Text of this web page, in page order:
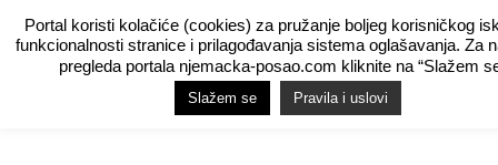
Portal koristi kolačiće (cookies) za pružanje boljeg korisničkog
funkcionalnosti stranice i prilagođavanja sistema oglašavanja. Za
pregleda portala njemacka-posao.com kliknite na “Slažem
Slažem se Pravila i uslovi